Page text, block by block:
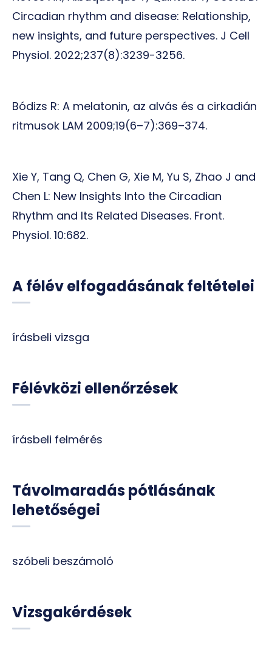
Circadian rhythm and disease: Relationship,
new insights, and future perspectives. J Cell
Physiol. 2022;237(8):3239-3256.
Bódizs R: A melatonin, az alvás és a cirkadián
ritmusok LAM 2009;19(6–7):369–374.
Xie Y, Tang Q, Chen G, Xie M, Yu S, Zhao J and
Chen L: New Insights Into the Circadian
Rhythm and Its Related Diseases. Front.
Physiol. 10:682.
A félév elfogadásának feltételei
írásbeli vizsga
Félévközi ellenőrzések
írásbeli felmérés
Távolmaradás pótlásának
lehetőségei
szóbeli beszámoló
Vizsgakérdések